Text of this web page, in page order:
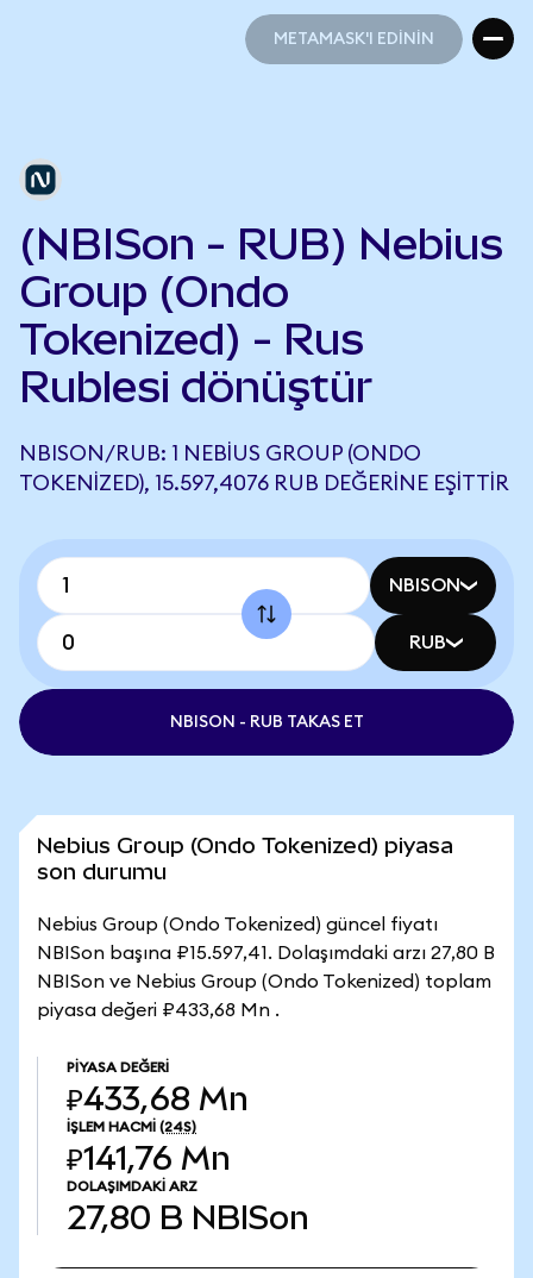
METAMASK'I EDİNİN
(NBISon - RUB) Nebius
Group (Ondo
Tokenized) - Rus
Rublesi dönüştür
NBISON/RUB: 1 NEBIUS GROUP (ONDO
TOKENIZED), 15.597,4076 RUB DEĞERINE EŞITTIR
NBISON
RUB
NBISON - RUB TAKAS ET
Nebius Group (Ondo Tokenized) piyasa
son durumu
Nebius Group (Ondo Tokenized) güncel fiyatı
NBISon başına ₽15.597,41. Dolaşımdaki arzı 27,80 B
NBISon ve Nebius Group (Ondo Tokenized) toplam
piyasa değeri ₽433,68 Mn .
PIYASA DEĞERI
₽433,68 Mn
İŞLEM HACMI (24S)
₽141,76 Mn
DOLAŞIMDAKI ARZ
27,80 B NBISon